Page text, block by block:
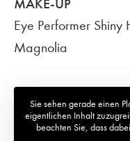
MAKE-UP
Eye Performer
Magnolia
Sie sehen gerade einen
eigentlichen Inhalt
beachten Sie, dass